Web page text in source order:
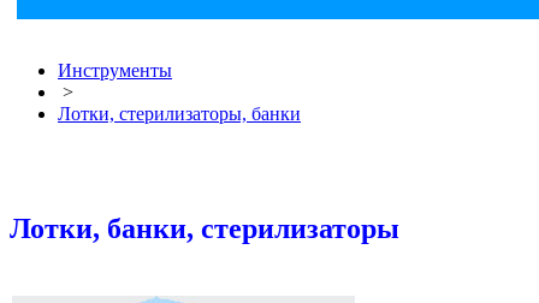
Инструменты
>
Лотки, стерилизаторы, банки
Лотки, банки, стерилизаторы